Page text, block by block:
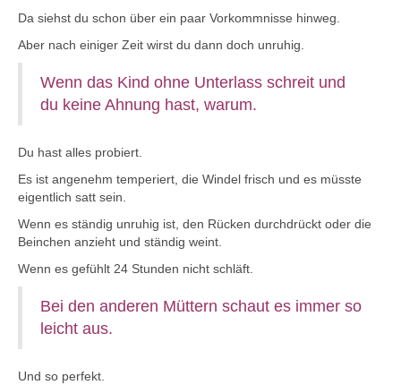
Da siehst du schon über ein paar Vorkommnisse hinweg.
Aber nach einiger Zeit wirst du dann doch unruhig.
Wenn das Kind ohne Unterlass schreit und
du keine Ahnung hast, warum.
Du hast alles probiert.
Es ist angenehm temperiert, die Windel frisch und es müsste
eigentlich satt sein.
Wenn es ständig unruhig ist, den Rücken durchdrückt oder die
Beinchen anzieht und ständig weint.
Wenn es gefühlt 24 Stunden nicht schläft.
Bei den anderen Müttern schaut es immer so
leicht aus.
Und so perfekt.